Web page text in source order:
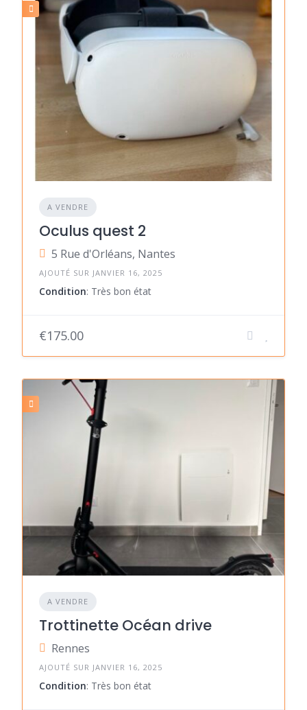
A VENDRE
Oculus quest 2
5 Rue d'Orléans, Nantes
AJOUTÉ SUR JANVIER 16, 2025
Condition: Très bon état
€175.00
A VENDRE
Trottinette Océan drive
Rennes
AJOUTÉ SUR JANVIER 16, 2025
Condition: Très bon état